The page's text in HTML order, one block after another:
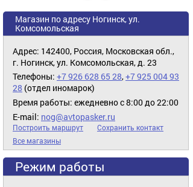
Магазин по адресу Ногинск, ул.
Комсомольская
Адрес: 142400, Россия, Московская обл.,
г. Ногинск, ул. Комсомольская, д. 23
Телефоны: +7 926 628 65 28,+7 925 004 93
28 (отдел иномарок)
Время работы: ежедневно с 8:00 до 22:00
E-mail: nog@avtopasker.ru
Построить маршрут
Сохранить контакт
Все магазины
Режим работы